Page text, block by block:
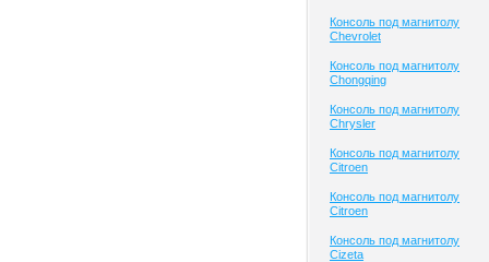
Консоль под магнитолу
Chevrolet
Консоль под магнитолу
Chongqing
Консоль под магнитолу
Chrysler
Консоль под магнитолу
Citroen
Консоль под магнитолу
Citroen
Консоль под магнитолу
Cizeta